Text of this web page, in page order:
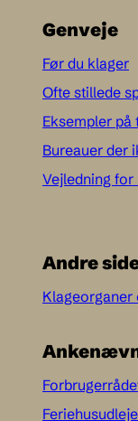
Genveje
Før du klager
Ofte stillede
Eksempler
Bureauer der
Vejledning
Andre